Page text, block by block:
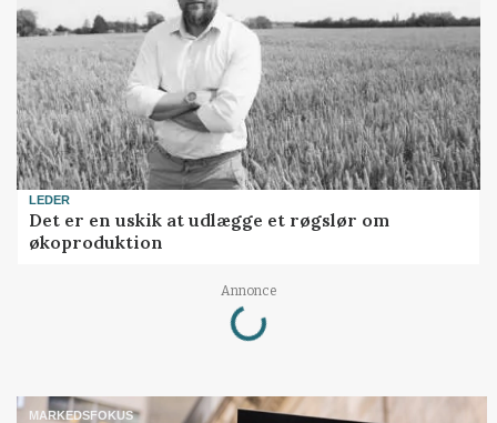
LEDER
Det er en uskik at udlægge et røgslør om
økoproduktion
Annonce
Loading...
MARKEDSFOKUS